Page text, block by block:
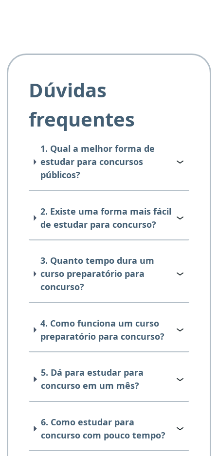
Dúvidas
frequentes
1. Qual a melhor forma de
estudar para concursos
públicos?
2. Existe uma forma mais fácil
de estudar para concurso?
3. Quanto tempo dura um
curso preparatório para
concurso?
4. Como funciona um curso
preparatório para concurso?
5. Dá para estudar para
concurso em um mês?
6. Como estudar para
concurso com pouco tempo?